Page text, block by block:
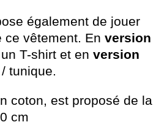
également de jouer
ce vêtement. En version
T-shirt et en version
tunique.
coton, est proposé de la
cm